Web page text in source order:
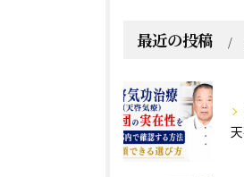
最近の投稿